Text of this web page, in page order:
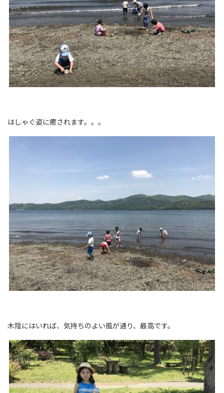
はしゃぐ姿に癒されます。。。
木陰にはいれば、気持ちのよい風が通り、最高です。